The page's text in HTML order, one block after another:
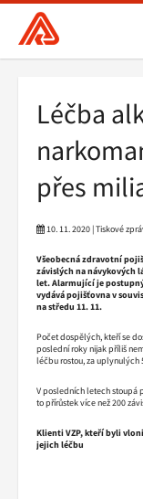
Všeobecná
zdravotní
hlavní
stránka
Drobečková
navigace
Léčba
přes
10. 11. 2020 | Tiskové
Všeobecná zdravotní
závislých na návykových
let. Alarmující je
vydává pojišťovna v
na středu 11. 11.
Počet dospělých, kteří se
poslední roky nijak příliš
léčbu rostou, za uplynulých
V posledních letech stoupá
to přírůstek více než 200
Klienti VZP, kteří byli
jejich léčbu